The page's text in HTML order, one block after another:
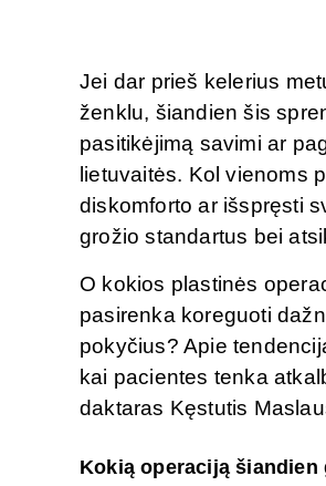
Jei dar prieš kelerius
ženklu, šiandien šis
pasitikėjimą savimi ar
lietuvaitės. Kol vienoms
diskomforto ar išspręsti
grožio standartus bei
O kokios plastinės
pasirenka koreguoti
pokyčius? Apie
kai pacientes tenka
daktaras Kęstutis
Kokią operaciją